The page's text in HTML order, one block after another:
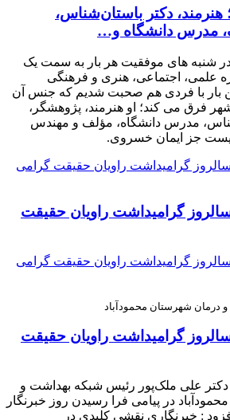
دکتر باستان‌شناس،
مدرس دانشگاه و…
در شنبه های موفقیت هر بار به سمت یک
علمی، اجتماعی، هنری و فرهنگی
بار با فردی هم صحبت شدیم که جنس آن
فرق می کند؛ او هنرمند، پژوهشگر،
مدرس دانشگاه، مؤلف و مهندس
جز ایمان خسروی.
سالروز گرامیداشت راویان حقیقت
درمان شهرستان محمودآباد
سالروز گرامیداشت راویان حقیقت
: دکتر علی ملک‌پور رئیس شبکه بهداشت و
در پیامی فرا رسیدن روز خبرنگار
: خبرنگاری نقشی کلیدی در